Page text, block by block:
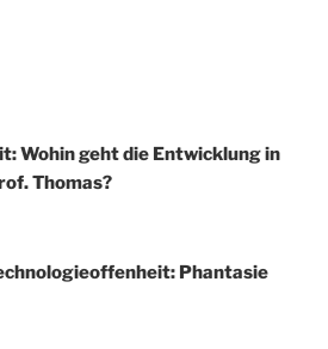
Wohin geht die Entwicklung in
Thomas?
Phantasie